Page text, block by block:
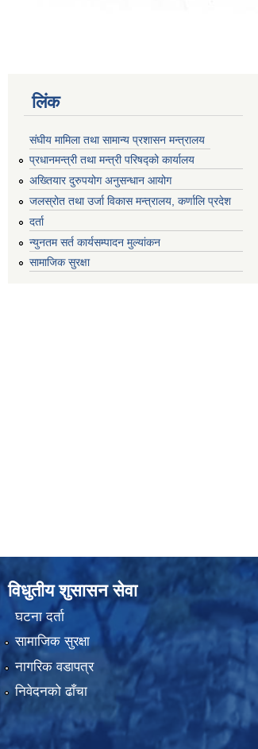
लिंक
संघीय मामिला तथा सामान्य प्रशासन मन्त्रालय
प्रधानमन्त्री तथा मन्त्री परिषद्को कार्यालय
अख्तियार दुरुपयोग अनुसन्धान आयोग
जलस्रोत तथा उर्जा विकास मन्त्रालय, कर्णालि प्रदेश
दर्ता
न्युनतम सर्त कार्यसम्पादन मुल्यांकन
सामाजिक सुरक्षा
विधुतीय शुसासन सेवा
घटना दर्ता
सामाजिक सुरक्षा
नागरिक वडापत्र
निवेदनको ढाँचा